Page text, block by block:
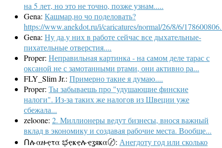
на 5 лет, но это не точно, позже узнам.....
Gena: Кашмар,но чо поделовать?
https://www.anekdot.ru/i/caricatures/normal/26/8/6/
Gena: Ну да,у них в работе сейчас все дыхательные-
пихательные отверстия....
Proper: Неправильная картинка - на самом деле тарас с
оксаной не с замотанными ртами, они активно ра...
FLY_Slim Jr.: Примерно такие я думаю....
Proper: Ты забываешь про "удушающие финские
налоги". Из-за таких же налогов из Швеции уже
сбежала...
zeloone: 2. Миллионеры ведут бизнесы, внося важный
вклад в экономику и создавая рабочие места. Вообще...
Ոሉαዙҿτα ಭҿҝҿሉҿʓяҝα〄: Анегдоту год или сколько